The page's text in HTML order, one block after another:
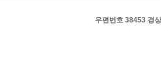
우편번호 38453 경